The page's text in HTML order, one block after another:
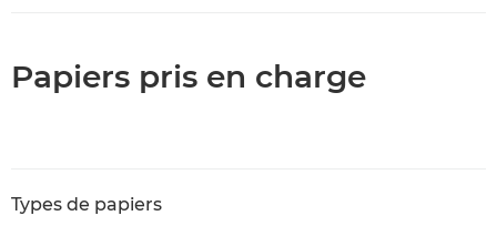
Papiers pris en charge
Types de papiers